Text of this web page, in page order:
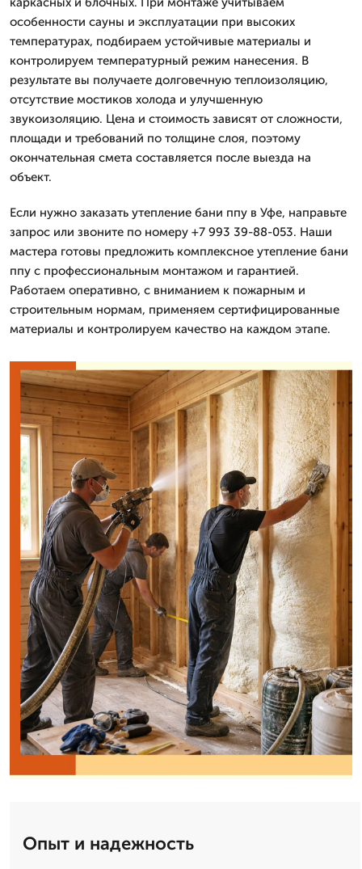
особенности сауны и эксплуатации при высоких
температурах, подбираем устойчивые материалы и
контролируем температурный режим нанесения. В
результате вы получаете долговечную теплоизоляцию,
отсутствие мостиков холода и улучшенную
звукоизоляцию. Цена и стоимость зависят от сложности,
площади и требований по толщине слоя, поэтому
окончательная смета составляется после выезда на
объект.
Если нужно заказать утепление бани ппу в Уфе, направьте
запрос или звоните по номеру +7 993 39-88-053. Наши
мастера готовы предложить комплексное утепление бани
ппу с профессиональным монтажом и гарантией.
Работаем оперативно, с вниманием к пожарным и
строительным нормам, применяем сертифицированные
материалы и контролируем качество на каждом этапе.
Опыт и надежность